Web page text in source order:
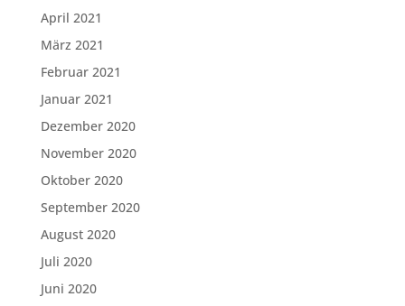
April 2021
März 2021
Februar 2021
Januar 2021
Dezember 2020
November 2020
Oktober 2020
September 2020
August 2020
Juli 2020
Juni 2020